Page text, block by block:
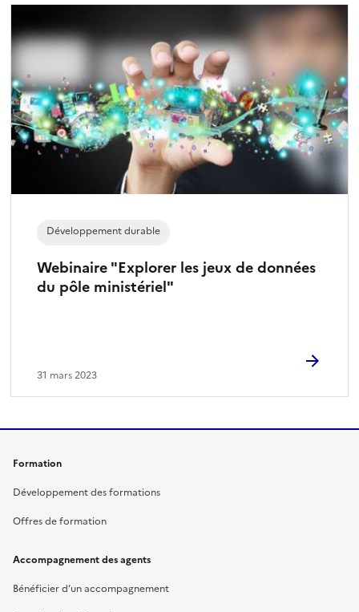
Webinaire "Explorer les jeux de données
du pôle ministériel"
Développement durable
31 mars 2023
Formation
Développement des formations
Offres de formation
Accompagnement des agents
Bénéficier d’un accompagnement